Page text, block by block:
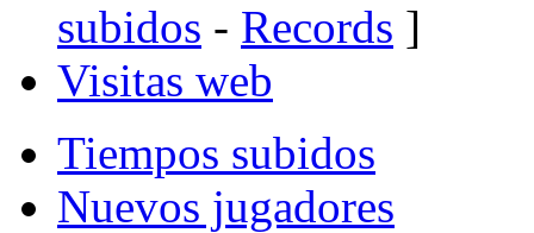
subidos - Records ]
Visitas web
Tiempos subidos
Nuevos jugadores